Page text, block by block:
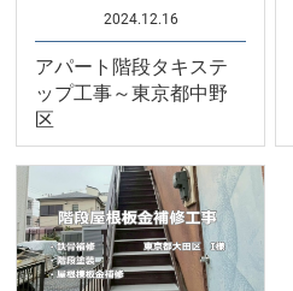
2024.12.16
アパート階段タキステ
ップ工事～東京都中野
区